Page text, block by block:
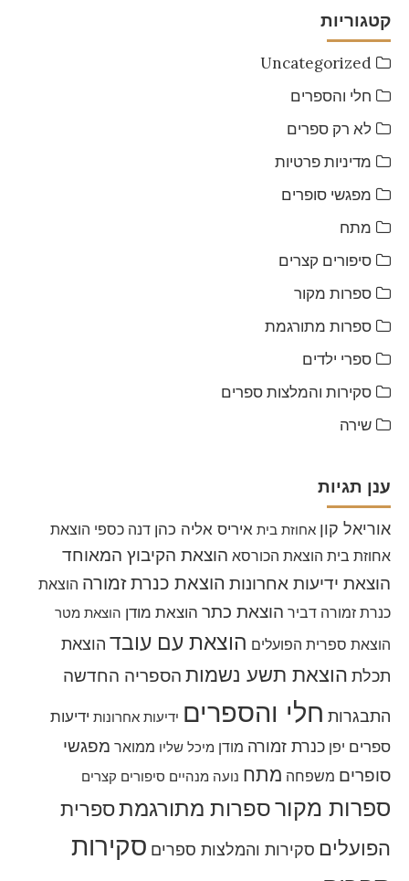
קטגוריות
Uncategorized
חלי והספרים
לא רק ספרים
מדיניות פרטיות
מפגשי סופרים
מתח
סיפורים קצרים
ספרות מקור
ספרות מתורגמת
ספרי ילדים
סקירות והמלצות ספרים
שירה
ענן תגיות
אוריאל קון אחוזת בית איריס אליה כהן דנה כספי הוצאת
אחוזת בית הוצאת הכורסא הוצאת הקיבוץ המאוחד
הוצאת ידיעות אחרונות הוצאת כנרת זמורה הוצאת
כנרת זמורה דביר הוצאת כתר הוצאת מודן הוצאת מטר
הוצאת ספרית הפועלים הוצאת עם עובד הוצאת
תכלת הוצאת תשע נשמות הספריה החדשה
התבגרות חלי והספרים ידיעות אחרונות ידיעות
ספרים יפן כנרת זמורה מודן מיכל שליו ממואר מפגשי
סופרים משפחה מתח נועה מנהיים סיפורים קצרים
ספרות מקורספרות מתורגמתספרית
הפועלים סקירות והמלצות ספרים סקירות